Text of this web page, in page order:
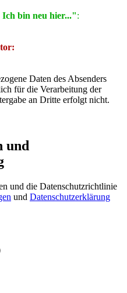
bin neu hier...":
Daten des Absenders
für die Verarbeitung der
an Dritte erfolgt nicht.
und
und die Datenschutzrichtlinie
und Datenschutzerklärung